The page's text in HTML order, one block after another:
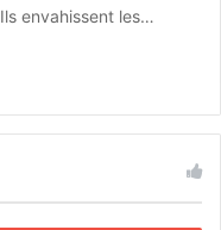
envahissent les…